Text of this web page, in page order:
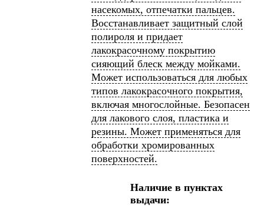
насекомых, отпечатки пальцев.
Восстанавливает защитный слой
полироля и придает
лакокрасочному покрытию
сияющий блеск между мойками.
Может использоваться для любых
типов лакокрасочного покрытия,
включая многослойные. Безопасен
для лакового слоя, пластика и
резины. Может применяться для
обработки хромированных
поверхностей.
Наличие в пунктах
выдачи: